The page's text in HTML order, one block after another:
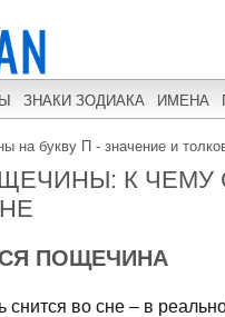
ЗНАКИ ЗОДИАКА ИМЕНА
на букву П - значение и
К
ПОЩЕЧИНА
снится во сне – в